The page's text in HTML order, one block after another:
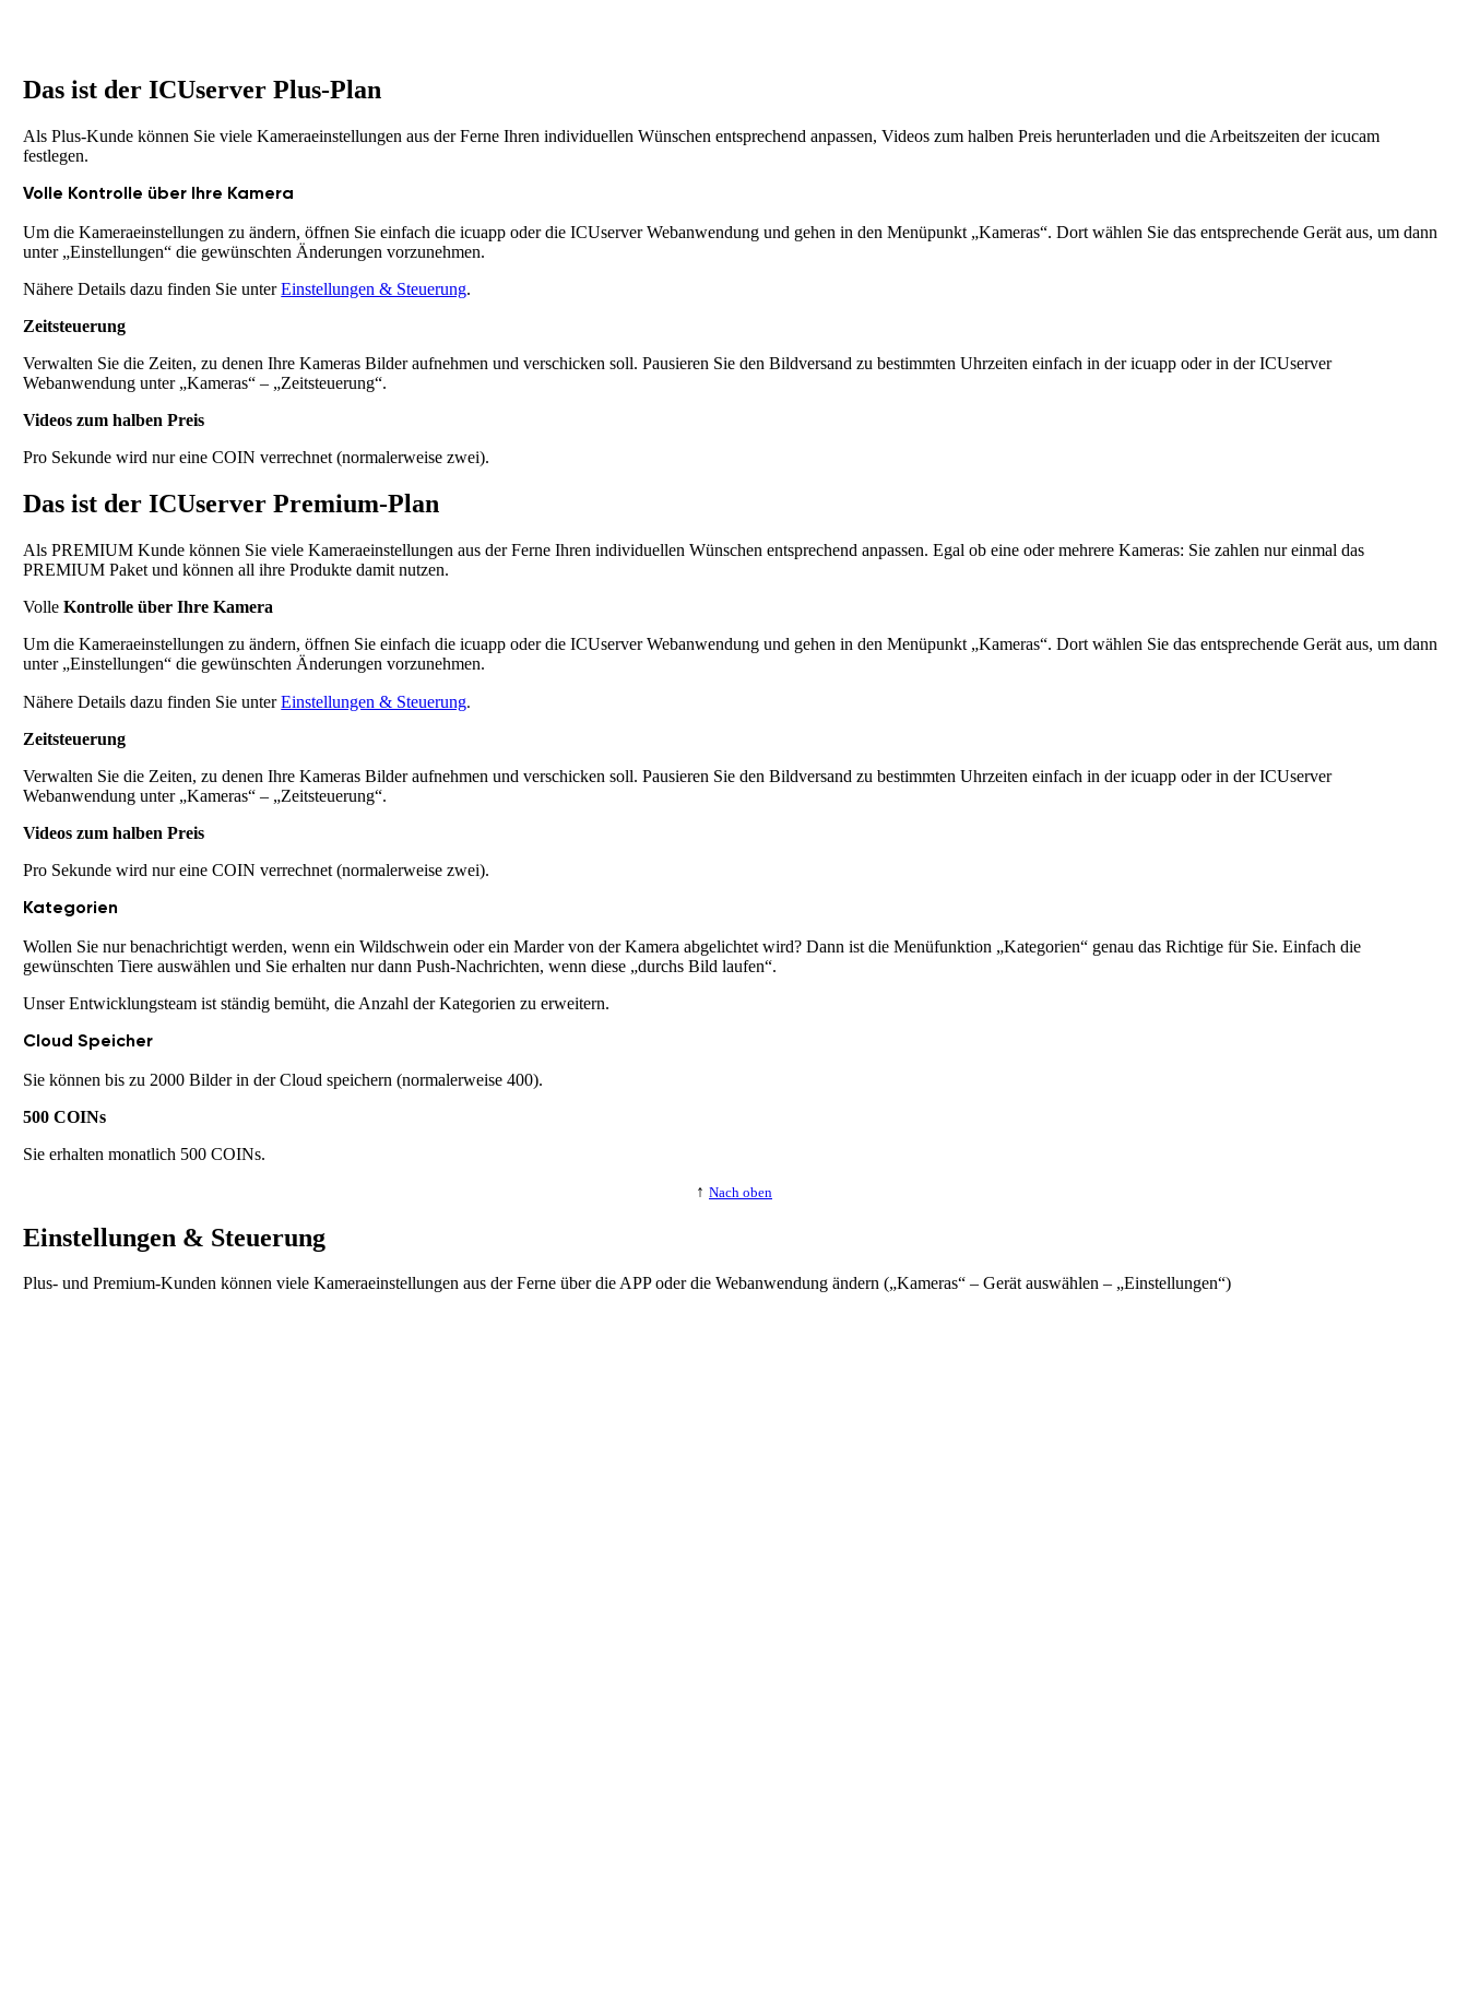
Das ist der ICUserver Plus-Plan
Als Plus-Kunde können Sie viele Kameraeinstellungen aus der Ferne Ihren individuellen Wünschen entsprechend anpassen, Videos zum halben Preis herunterladen und die Arbeitszeiten der icucam
festlegen.
Volle Kontrolle über Ihre Kamera
Um die Kameraeinstellungen zu ändern, öffnen Sie einfach die icuapp oder die ICUserver Webanwendung und gehen in den Menüpunkt „Kameras“. Dort wählen Sie das entsprechende Gerät aus, um dann
unter „Einstellungen“ die gewünschten Änderungen vorzunehmen.
Nähere Details dazu finden Sie unterEinstellungen & Steuerung.
Zeitsteuerung
Verwalten Sie die Zeiten, zu denen Ihre Kameras Bilder aufnehmen und verschicken soll. Pausieren Sie den Bildversand zu bestimmten Uhrzeiten einfach in der icuapp oder in der ICUserver
Webanwendung unter „Kameras“ – „Zeitsteuerung“.
Videos zum halben Preis
Pro Sekunde wird nur eine COIN verrechnet (normalerweise zwei).
Das ist der ICUserver Premium-Plan
Als PREMIUM Kunde können Sie viele Kameraeinstellungen aus der Ferne Ihren individuellen Wünschen entsprechend anpassen. Egal ob eine oder mehrere Kameras: Sie zahlen nur einmal das
PREMIUM Paket und können all ihre Produkte damit nutzen.
Volle Kontrolle über Ihre Kamera
Um die Kameraeinstellungen zu ändern, öffnen Sie einfach die icuapp oder die ICUserver Webanwendung und gehen in den Menüpunkt „Kameras“. Dort wählen Sie das entsprechende Gerät aus, um dann
unter „Einstellungen“ die gewünschten Änderungen vorzunehmen.
Nähere Details dazu finden Sie unterEinstellungen & Steuerung.
Zeitsteuerung
Verwalten Sie die Zeiten, zu denen Ihre Kameras Bilder aufnehmen und verschicken soll. Pausieren Sie den Bildversand zu bestimmten Uhrzeiten einfach in der icuapp oder in der ICUserver
Webanwendung unter „Kameras“ – „Zeitsteuerung“.
Videos zum halben Preis
Pro Sekunde wird nur eine COIN verrechnet (normalerweise zwei).
Kategorien
Wollen Sie nur benachrichtigt werden, wenn ein Wildschwein oder ein Marder von der Kamera abgelichtet wird? Dann ist die Menüfunktion „Kategorien“ genau das Richtige für Sie. Einfach die
gewünschten Tiere auswählen und Sie erhalten nur dann Push-Nachrichten, wenn diese „durchs Bild laufen“.
Unser Entwicklungsteam ist ständig bemüht, die Anzahl der Kategorien zu erweitern.
Cloud Speicher
Sie können bis zu 2000 Bilder in der Cloud speichern (normalerweise 400).
500 COINs
Sie erhalten monatlich 500 COINs.
↑ Nach oben
Einstellungen & Steuerung
Plus- und Premium-Kunden können viele Kameraeinstellungen aus der Ferne über die APP oder die Webanwendung ändern („Kameras“ – Gerät auswählen – „Einstellungen“)